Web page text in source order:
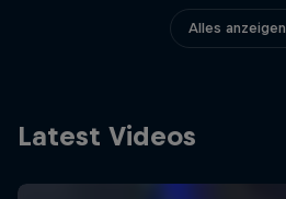
Alles anzeigen
Latest Videos